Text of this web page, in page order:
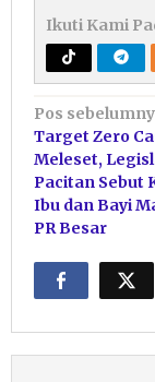
Ikuti Kami
pos
Pos
Target Zero
Meleset,
Pacitan Sebut
Ibu dan Bayi
PR Besar